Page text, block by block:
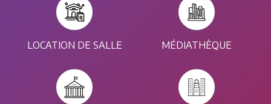
LOCATION DE SALLE MÉDIATHÈQUE